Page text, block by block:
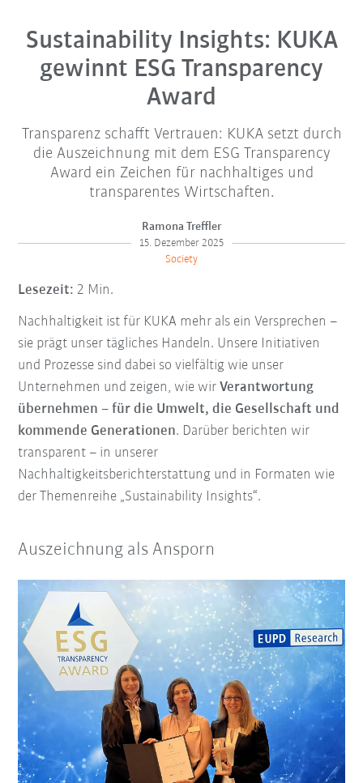
Sustainability Insights: KUKA
gewinnt ESG Transparency
Award
Transparenz schafft Vertrauen: KUKA setzt durch
die Auszeichnung mit dem ESG Transparency
Award ein Zeichen für nachhaltiges und
transparentes Wirtschaften.
Ramona Treffler
15. Dezember 2025
Society
Lesezeit: 2 Min.
Nachhaltigkeit ist für KUKA mehr als ein Versprechen –
sie prägt unser tägliches Handeln. Unsere Initiativen
und Prozesse sind dabei so vielfältig wie unser
Unternehmen und zeigen, wie wirVerantwortung
übernehmen – für die Umwelt, die Gesellschaft und
kommende Generationen. Darüber berichten wir
transparent – in unserer
Nachhaltigkeitsberichterstattung und in Formaten wie
der Themenreihe „Sustainability Insights“.
Auszeichnung als Ansporn